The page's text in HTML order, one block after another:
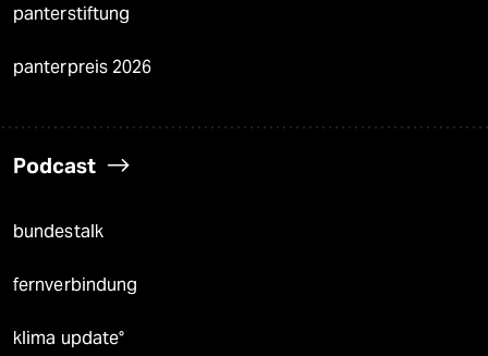
panterstiftung
panterpreis 2026
Podcast
bundestalk
fernverbindung
klima update°